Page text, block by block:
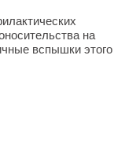
на
вспышки этого